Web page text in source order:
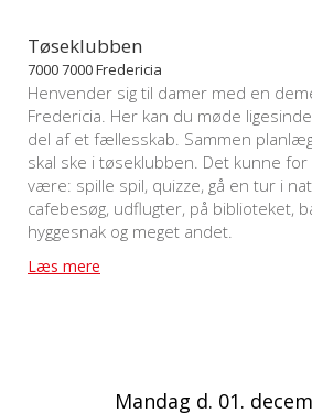
Tøseklubben
7000 7000 Fredericia
Henvender sig til damer med en
Fredericia. Her kan du møde
del af et fællesskab. Sammen
skal ske i tøseklubben. Det kunne
være: spille spil, quizze, gå en tur i
cafebesøg, udflugter, på biblioteket,
hyggesnak og meget andet.
Læs mere
Mandag d. 01.